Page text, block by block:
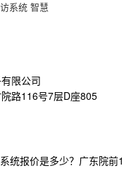
系统 智慧
限公司
路116号7层D座805
统报价是多少？广东院